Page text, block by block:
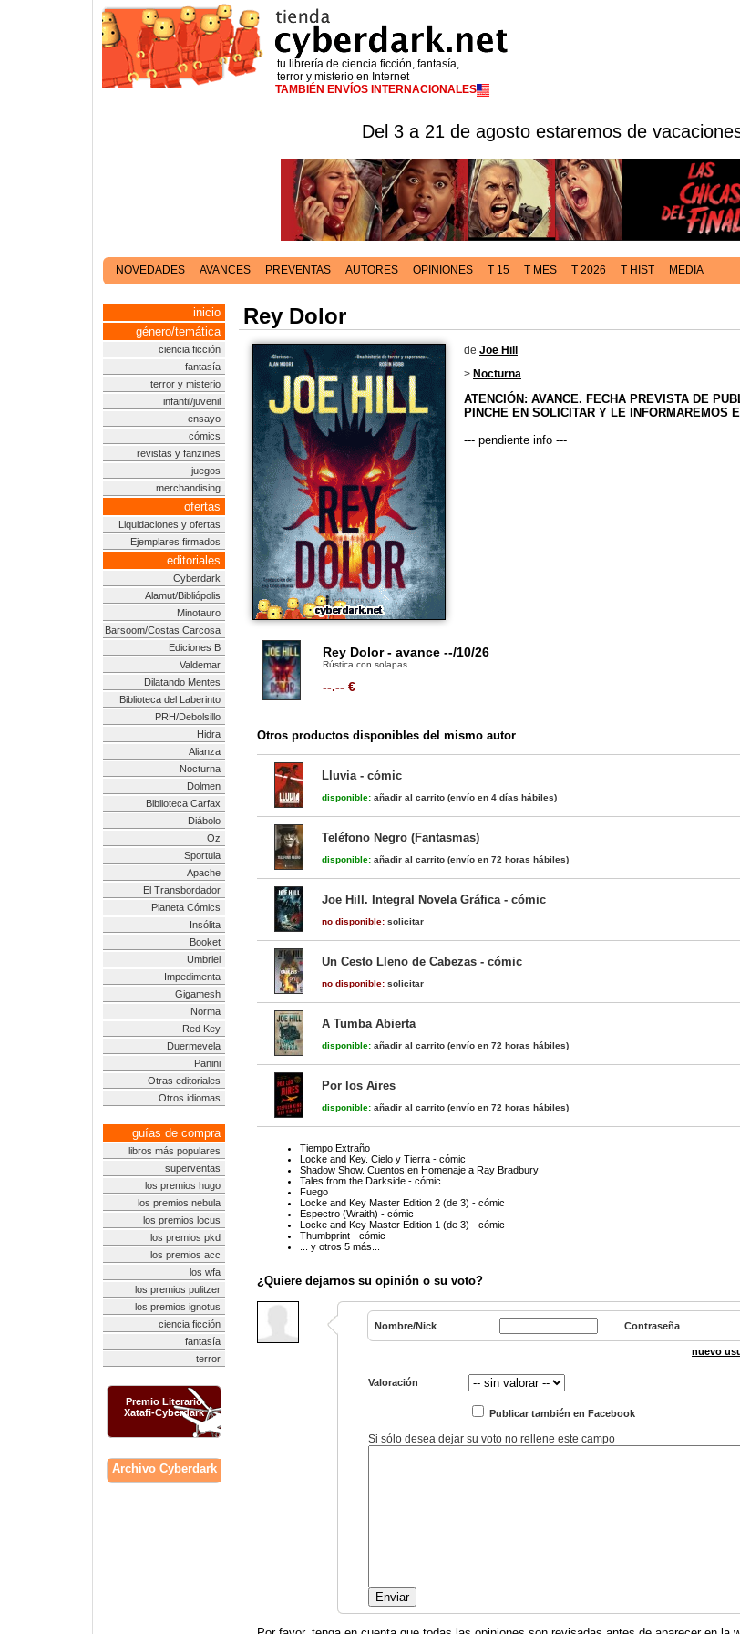
tu librería de ciencia ficción, fantasía,
terror y misterio en Internet
TAMBIÉN ENVÍOS INTERNACIONALES
Del 3 a 21 de agosto estaremos de
NOVEDADES AVANCES PREVENTAS AUTORES OPINIONES T 15 T MES T 2026 T HIST MEDIA
inicio
género/temática
ciencia ficción
fantasía
terror y misterio
infantil/juvenil
ensayo
cómics
revistas y fanzines
juegos
merchandising
ofertas
Liquidaciones y ofertas
Ejemplares firmados
editoriales
Cyberdark
Alamut/Bibliópolis
Minotauro
Barsoom/Costas Carcosa
Ediciones B
Valdemar
Dilatando Mentes
Biblioteca del Laberinto
PRH/Debolsillo
Hidra
Alianza
Nocturna
Dolmen
Biblioteca Carfax
Diábolo
Oz
Sportula
Apache
El Transbordador
Planeta Cómics
Insólita
Booket
Umbriel
Impedimenta
Gigamesh
Norma
Red Key
Duermevela
Panini
Otras editoriales
Otros idiomas
guías de compra
libros más populares
superventas
los premios hugo
los premios nebula
los premios locus
los premios pkd
los premios acc
los wfa
los premios pulitzer
los premios ignotus
ciencia ficción
fantasía
terror
Premio Literario
Xatafi-Cyberdark
Archivo Cyberdark
Rey Dolor
de Joe Hill
> Nocturna
ATENCIÓN: AVANCE. FECHA PREVISTA DE
PINCHE EN SOLICITAR Y LE INFORMAREMOS
--- pendiente info ---
Rey Dolor - avance --/10/26
Rústica con solapas
--.-- €
Otros productos disponibles del mismo autor
Lluvia - cómic
disponible: añadir al carrito (envío en 4 días hábiles)
Teléfono Negro (Fantasmas)
disponible: añadir al carrito (envío en 72 horas hábiles)
Joe Hill. Integral Novela Gráfica - cómic
no disponible: solicitar
Un Cesto Lleno de Cabezas - cómic
no disponible: solicitar
A Tumba Abierta
disponible: añadir al carrito (envío en 72 horas hábiles)
Por los Aires
disponible: añadir al carrito (envío en 72 horas hábiles)
Tiempo Extraño
Locke and Key. Cielo y Tierra - cómic
Shadow Show. Cuentos en Homenaje a Ray Bradbury
Tales from the Darkside - cómic
Fuego
Locke and Key Master Edition 2 (de 3) - cómic
Espectro (Wraith) - cómic
Locke and Key Master Edition 1 (de 3) - cómic
Thumbprint - cómic
... y otros 5 más...
¿Quiere dejarnos su opinión o su voto?
Nombre/Nick Contraseña
nuevo
Valoración
Publicar también en Facebook
Si sólo desea dejar su voto no rellene este campo